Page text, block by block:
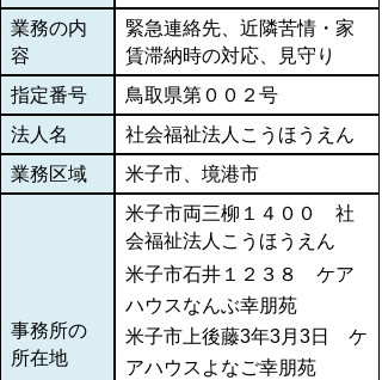
業務の内
容
緊急連絡先、近隣苦情・家
賃滞納時の対応、見守り
指定番号
鳥取県第００２号
法人名
社会福祉法人こうほうえん
業務区域
米子市、境港市
事務所の
所在地
米子市両三柳１４００ 社
会福祉法人こうほうえん
米子市石井１２３８ ケア
ハウスなんぶ幸朋苑
米子市上後藤3年3月3日 ケ
アハウスよなご幸朋苑